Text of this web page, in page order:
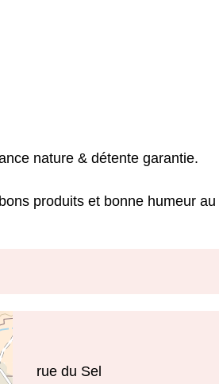
nature & détente garantie.
produits et bonne humeur au
rue du Sel